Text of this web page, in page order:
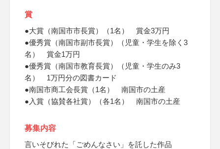
賞
●大賞（南国市市長賞）（1名） 賞金3万円
●優秀賞（南国市副市長賞）（児童・学生を除く3
名） 賞金1万円
●優秀賞（南国市教育長賞）（児童・学生のみ3
名） 1万円分の図書カード
●南国市商工会長賞（1名） 南国市の土産
●入賞（協賛各社賞）（各1名） 南国市の土産
募集内容
言いそびれた「ごめんなさい」を託した作品